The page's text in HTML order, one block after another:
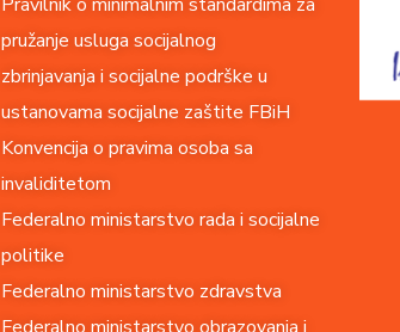
pružanje usluga socijalnog
zbrinjavanja i socijalne podrške u
ustanovama socijalne zaštite FBiH
Konvencija o pravima osoba sa
invaliditetom
Federalno ministarstvo rada i socijalne
politike
Federalno ministarstvo zdravstva